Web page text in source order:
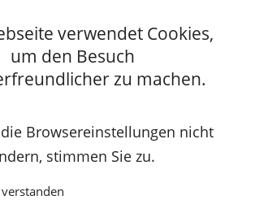
verwendet Cookies,
um den Besuch
zu machen.
Browsereinstellungen nicht
stimmen Sie zu.
Startseite Papiersammlungen 2026 am BSV
Papiersammlungen 2026